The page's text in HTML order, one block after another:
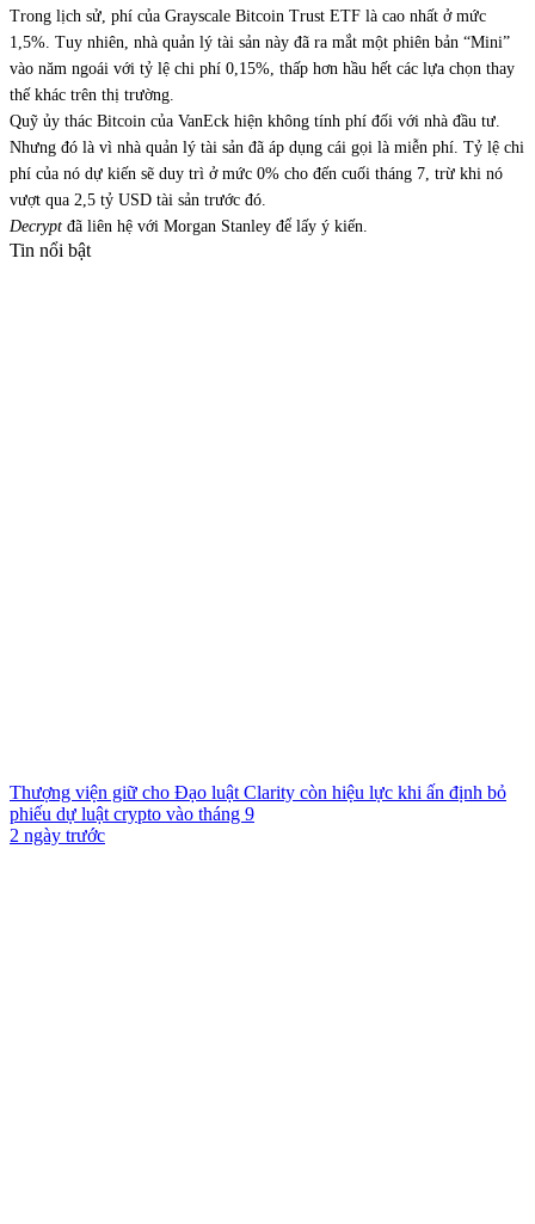
Trong lịch sử, phí của Grayscale Bitcoin Trust ETF là cao nhất ở mức
1,5%. Tuy nhiên, nhà quản lý tài sản này đã ra mắt một phiên bản “Mini”
vào năm ngoái với tỷ lệ chi phí 0,15%, thấp hơn hầu hết các lựa chọn thay
thế khác trên thị trường.
Quỹ ủy thác Bitcoin của VanEck hiện không tính phí đối với nhà đầu tư.
Nhưng đó là vì nhà quản lý tài sản đã áp dụng cái gọi là miễn phí. Tỷ lệ chi
phí của nó dự kiến sẽ duy trì ở mức 0% cho đến cuối tháng 7, trừ khi nó
vượt qua 2,5 tỷ USD tài sản trước đó.
Decrypt đã liên hệ với Morgan Stanley để lấy ý kiến.
Tin nổi bật
Thượng viện giữ cho Đạo luật Clarity còn hiệu lực khi ấn định bỏ
phiếu dự luật crypto vào tháng 9
2 ngày trước